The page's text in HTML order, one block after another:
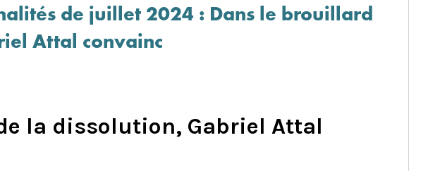
de juillet 2024 : Dans le brouillard
Attal convainc
la dissolution, Gabriel Attal